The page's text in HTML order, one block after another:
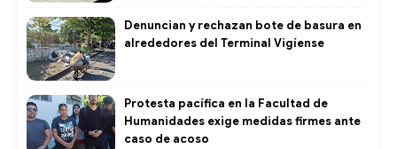
Denuncian y rechazan bote de basura en
alrededores del Terminal Vigíense
Protesta pacífica en la Facultad de
Humanidades exige medidas firmes ante
caso de acoso